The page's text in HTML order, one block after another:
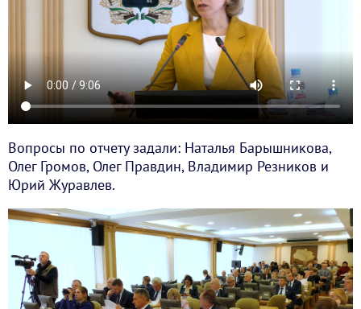
Вопросы по отчету задали: Наталья Барышникова,
Олег Громов, Олег Правдин, Владимир Резников и
Юрий Журавлев.